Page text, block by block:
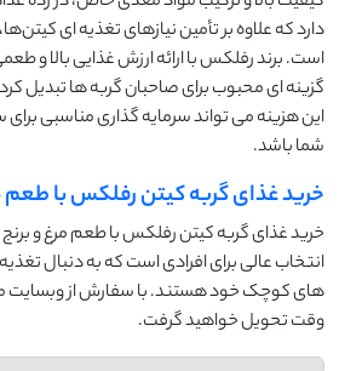
دارد که علاوه بر تأمین نیازهای تغذیه‌ ای
است. برند رفلکس با ارائه ارزش غذایی بالا و
گزینه‌ ای محبوب برای صاحبان گربه‌ ها تبدیل
این هزینه می ‌تواند سرمایه ‌گذاری مناسبی
شما باشد.
خرید غذای گربه کیتن رفلکس با طعم
خرید غذای گربه کیتن رفلکس با طعم مرغ و برنج
انتخاب عالی برای افرادی است که به دنبال
های کوچک خود هستند. با سفارش از وبسایت
وقت تحویل خواهید گرفت.